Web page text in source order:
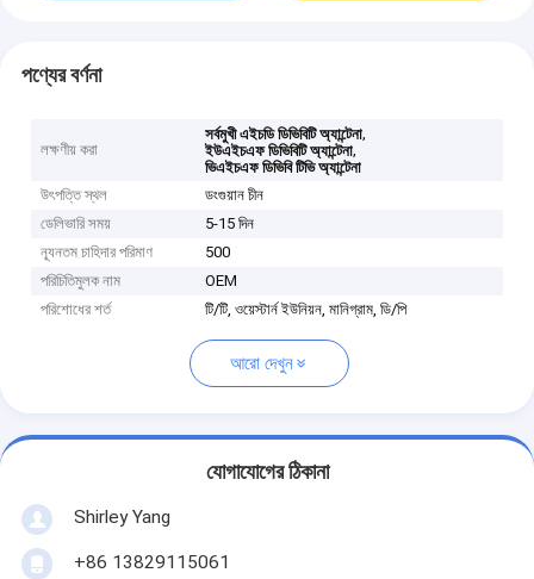
পণ্যের বর্ণনা
লক্ষণীয় করা
সর্বমুখী এইচডি ডিভিবিটি অ্যান্টেনা,
ইউএইচএফ ডিভিবিটি অ্যান্টেনা,
ভিএইচএফ ডিভিবি টিভি অ্যান্টেনা
উৎপত্তি স্থল
ডংগুয়ান চীন
ডেলিভারি সময়
5-15 দিন
ন্যূনতম চাহিদার পরিমাণ
500
পরিচিতিমুলক নাম
OEM
পরিশোধের শর্ত
টি/টি, ওয়েস্টার্ন ইউনিয়ন, মানিগ্রাম, ডি/পি
আরো দেখুন
যোগাযোগের ঠিকানা
Shirley Yang
+86 13829115061